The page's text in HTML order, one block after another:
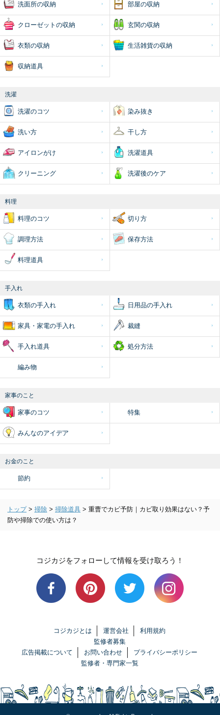
洗面所の収納 部屋の収納
クローゼットの収納 玄関の収納
衣類の収納 生活雑貨の収納
収納道具
洗濯
洗濯のコツ 染み抜き
洗い方 干し方
アイロンがけ 洗濯道具
クリーニング 洗濯後のケア
料理
料理のコツ 切り方
調理方法 保存方法
料理道具
手入れ
衣類の手入れ 日用品の手入れ
家具・家電の手入れ 裁縫
手入れ道具 処分方法
編み物
家事のこと
家事のコツ 特集
みんなのアイデア
お金のこと
節約
トップ > 掃除 > 掃除道具 > 重曹でカビ予防｜カビ取り効果はない？予
防や掃除での使い方は？
コジカジをフォローして情報を受け取ろう！
コジカジとは 運営会社
利用規約
監修者募集
広告掲載について
お問い合わせ
プライバシーポリシー
監修者・専門家一覧